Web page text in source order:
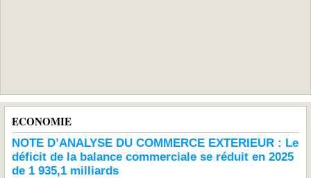
ECONOMIE
NOTE D’ANALYSE DU COMMERCE EXTERIEUR : Le
déficit de la balance commerciale se réduit en 2025
de 1 935,1 milliards